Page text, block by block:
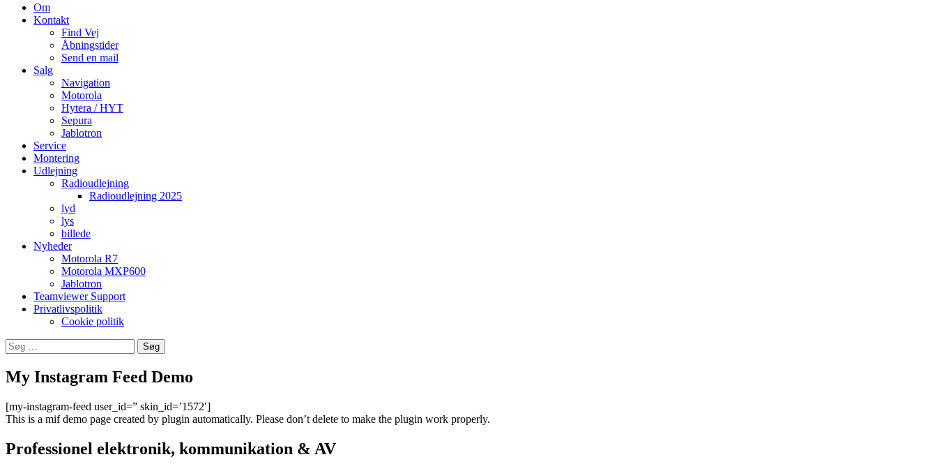
Om
Kontakt
Find Vej
Åbningstider
Send en mail
Salg
Navigation
Motorola
Hytera / HYT
Sepura
Jablotron
Service
Montering
Udlejning
Radioudlejning
Radioudlejning 2025
lyd
lys
billede
Nyheder
Motorola R7
Motorola MXP600
Jablotron
Teamviewer Support
Privatlivspolitik
Cookie politik
Søg
efter:
My Instagram Feed Demo
[my-instagram-feed user_id=” skin_id=’1572′]
This is a mif demo page created by plugin automatically. Please don’t delete to make the plugin work properly.
Professionel elektronik, kommunikation & AV